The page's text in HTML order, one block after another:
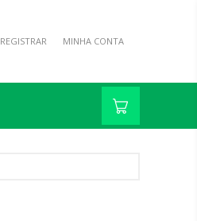
REGISTRAR MINHA CONTA